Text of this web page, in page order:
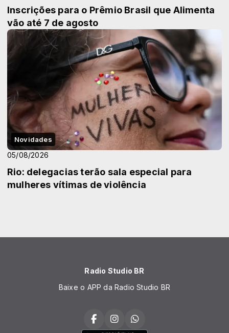
Inscrições para o Prêmio Brasil que Alimenta
vão até 7 de agosto
Novidades
05/08/2026
Rio: delegacias terão sala especial para
mulheres vítimas de violência
Radio Studio BR
Baixe o APP da Radio Studio BR